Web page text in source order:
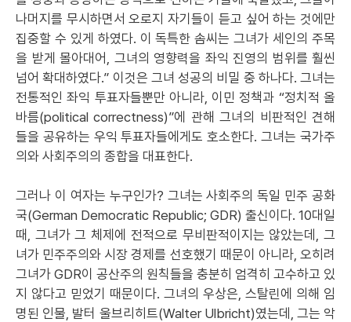
나머지를 무시하면서 오로지 자기들이 듣고 싶어 하는 것에만
집중할 수 있게 하였다. 이 독특한 솜씨는 그녀가 세인의 주목
을 받게 몰아대어, 그녀의 영향력을 좌익 진영의 범위를 훨씬
넘어 확대하였다.” 이것은 그녀 성공의 비밀 중 하나다. 그녀는
전통적인 좌익 투표자들뿐만 아니라, 이민 정책과 “정치적 올
바름(political correctness)”에 관해 그녀의 비판적인 견해
들을 공유하는 우익 투표자들에게도 호소한다. 그녀는 국가주
의와 사회주의의 종합을 대표한다.
그러나 이 여자는 누구인가? 그녀는 사회주의 독일 민주 공화
국(German Democratic Republic; GDR) 출신이다. 10대일
때, 그녀가 그 체제에 전적으로 무비판적이지는 않았는데, 그
녀가 민주주의와 시장 경제를 선호했기 때문이 아니라, 오히려
그녀가 GDR이 공산주의 원칙들을 충분히 엄격히 고수하고 있
지 않다고 믿었기 때문이다. 그녀의 우상은, 스탈린에 의해 임
명된 인물, 발터 울브리히트(Walter Ulbricht)였는데, 그는 악